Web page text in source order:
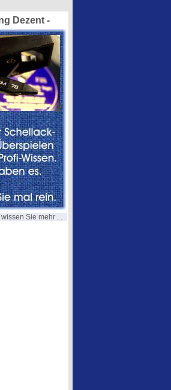
Dezent -
Sie mehr . .